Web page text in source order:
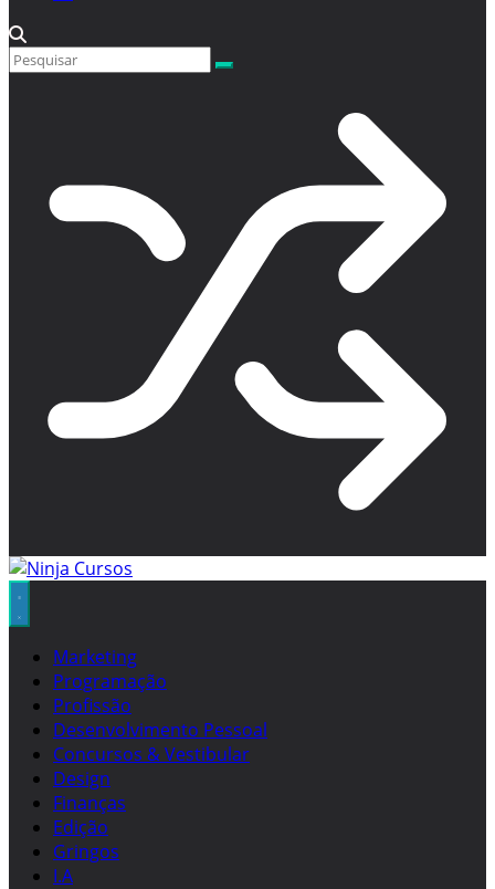
Marketing
Programação
Profissão
Desenvolvimento Pessoal
Concursos & Vestibular
Design
Finanças
Edição
Gringos
I.A